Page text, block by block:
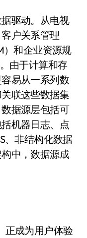
驱动。从电视
户关系管理
）和企业资源规
由于计算和存
易从一系列数
联这些数据集
据源层包括可
机器日志、点
、非结构化数据
中，数据源成
成为用户体验